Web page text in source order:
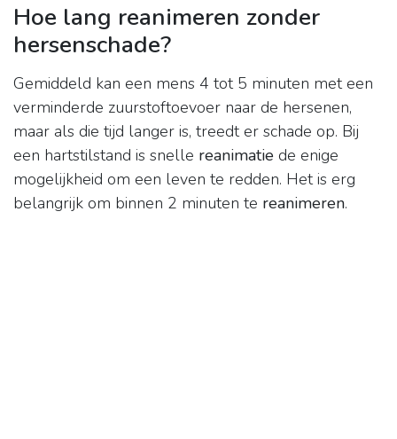
Hoe lang reanimeren zonder
hersenschade?
Gemiddeld kan een mens 4 tot 5 minuten met een
verminderde zuurstoftoevoer naar de hersenen,
maar als die tijd langer is, treedt er schade op. Bij
een hartstilstand is snelle reanimatie de enige
mogelijkheid om een leven te redden. Het is erg
belangrijk om binnen 2 minuten te reanimeren.